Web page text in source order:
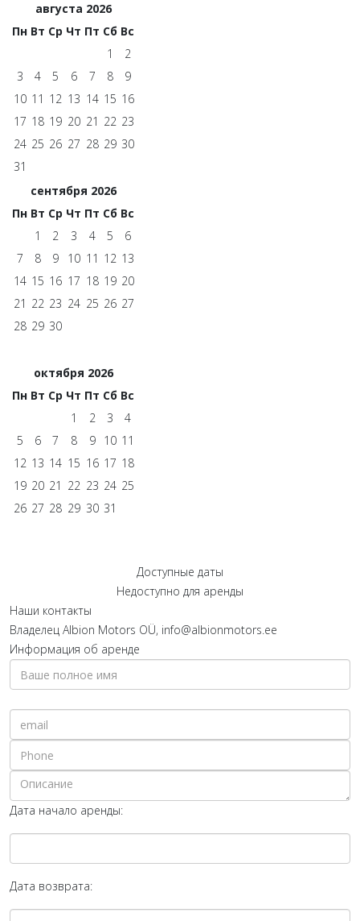
августа 2026
Пн Вт Ср Чт Пт Сб Вс
1
2
3
4 5 6 7 8
9
10 11 12 13 14 15 16
17 18 19 20 21 22 23
24 25 26 27 28 29 30
31
сентября 2026
Пн Вт Ср Чт Пт Сб Вс
1
2 3 4 5
6
7
8 9 10 11 12 13
14 15 16 17 18 19 20
21 22 23 24 25 26 27
28 29 30
октября 2026
Пн Вт Ср Чт Пт Сб Вс
1
2 3
4
5
6 7 8 9 10 11
12 13 14 15 16 17 18
19 20 21 22 23 24 25
26 27 28 29 30 31
Доступные даты
Недоступно для аренды
Наши контакты
Владелец Albion Motors OÜ, info@albionmotors.ee
Информация об аренде
Дата начало аренды:
Дата возврата: